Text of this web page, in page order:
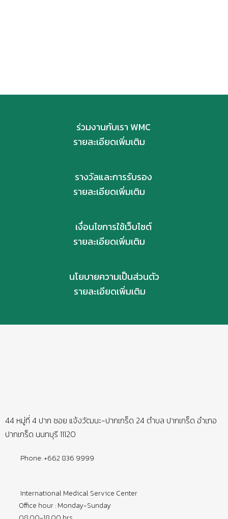
ร่วมงานกับเรา WMC
รายละเอียดเพิ่มเติม
รางวัลและการรับรอง
รายละเอียดเพิ่มเติม
เงื่อนไขการใช้เว็บไซต์
รายละเอียดเพิ่มเติม
นโยบายความเป็นส่วนตัว
รายละเอียดเพิ่มเติม
44 หมู่ที่ 4 ปาก ซอย แจ้งวัฒนะ-ปากเกร็ด 24 ตำบล ปากเกร็ด อำเภอ
ปากเกร็ด นนทบุรี 11120
Phone: +662 836 9999
International Medical Service Center
Office hour : Monday-Sunday